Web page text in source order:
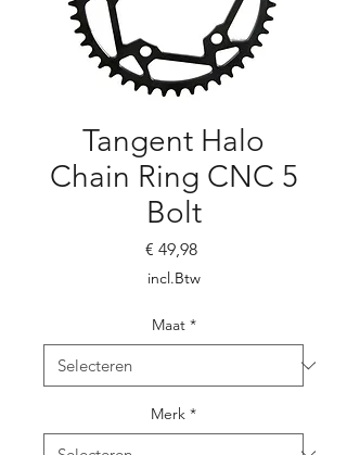
Tangent Halo
Chain Ring CNC 5
Bolt
€ 49,98Prijs
incl.Btw
Maat *
Merk *